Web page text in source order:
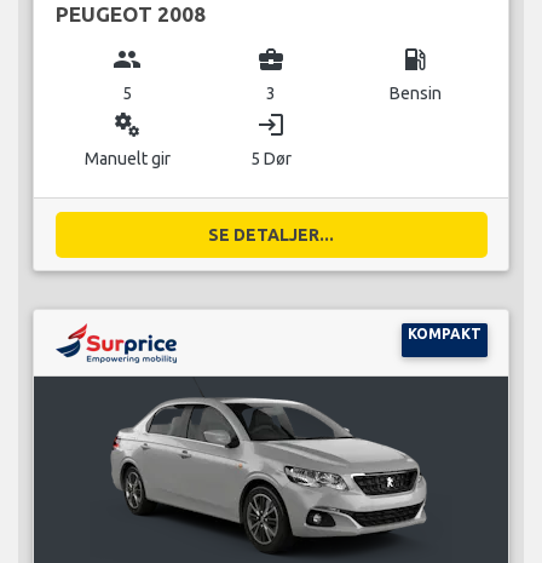
PEUGEOT 2008
group
5
business_center
3
local_gas_station
Bensin
miscellaneous_services
Manuelt gir
login
5 Dør
SE DETALJER...
KOMPAKT